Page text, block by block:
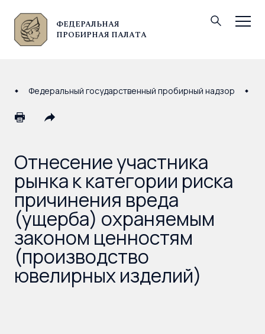
ФЕДЕРАЛЬНАЯ
ПРОБИРНАЯ ПАЛАТА
© Федеральная пробирная палата, 2026
Федеральный государственный пробирный надзор
Отнесение участника
рынка к категории риска
причинения вреда
(ущерба) охраняемым
законом ценностям
(производство
ювелирных изделий)